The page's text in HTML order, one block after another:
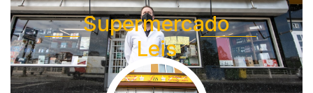
Supermercado
Leis